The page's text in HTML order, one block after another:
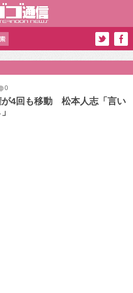
0
が4回も移動 松本人志「言い